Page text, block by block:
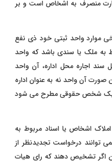
منصرف به اشخاص است و بر
موارد واحد ثبتی خود ذی ‌نفع
به ملک یا سندی باشد که واحد
اجاره محل اداره، آن واحد
صورت آن واحد نه به عنوان اداره
یک شخص حقوقی مطرح می ‌شود
املاک اشخاص یا اسناد مربوط به
‌توانند درخواست تجدیدنظر از
اگر تشخیص دهند که رای هیات